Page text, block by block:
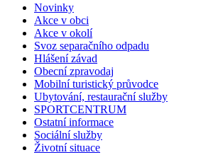
Novinky
Akce v obci
Akce v okolí
Svoz separačního odpadu
Hlášení závad
Obecní zpravodaj
Mobilní turistický průvodce
Ubytování, restaurační služby
SPORTCENTRUM
Ostatní informace
Sociální služby
Životní situace